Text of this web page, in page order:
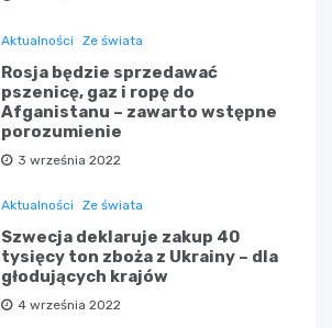
Aktualności Ze świata
Rosja będzie sprzedawać
pszenicę, gaz i ropę do
Afganistanu – zawarto wstępne
porozumienie
3 września 2022
Aktualności Ze świata
Szwecja deklaruje zakup 40
tysięcy ton zboża z Ukrainy – dla
głodujących krajów
4 września 2022